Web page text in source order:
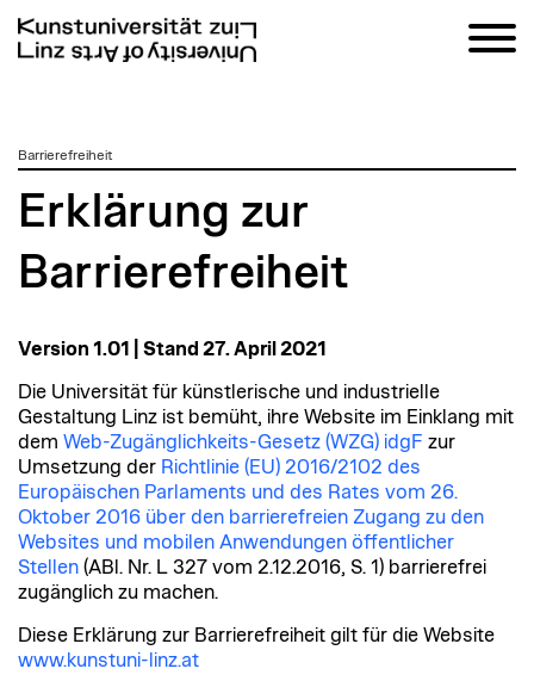
zumBarrierefreiheit
Erklärung zur
Barrierefreiheit
Version 1.01 | Stand 27. April 2021
Die Universität für künstlerische und industrielle
Gestaltung Linz ist bemüht, ihre Website im Einklang mit
dem Web-Zugänglichkeits-Gesetz (WZG) idgF zur
Umsetzung der Richtlinie (EU) 2016/2102 des
Europäischen Parlaments und des Rates vom 26.
Oktober 2016 über den barrierefreien Zugang zu den
Websites und mobilen Anwendungen öffentlicher
Stellen (ABl. Nr. L 327 vom 2.12.2016, S. 1) barrierefrei
zugänglich zu machen.
Diese Erklärung zur Barrierefreiheit gilt für die Website
www.kunstuni-linz.at